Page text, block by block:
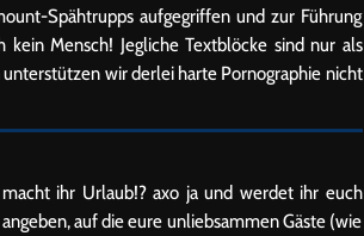
Spähtrupps aufgegriffen und zur Führung
kein Mensch! Jegliche Textblöcke sind nur als
wir derlei harte Pornographie nicht
ihr Urlaub!? axo ja und werdet ihr euch
auf die eure unliebsammen Gäste (wie